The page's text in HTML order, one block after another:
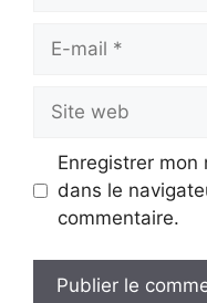
mail
web
Enregistrer
dans le
commentaire.